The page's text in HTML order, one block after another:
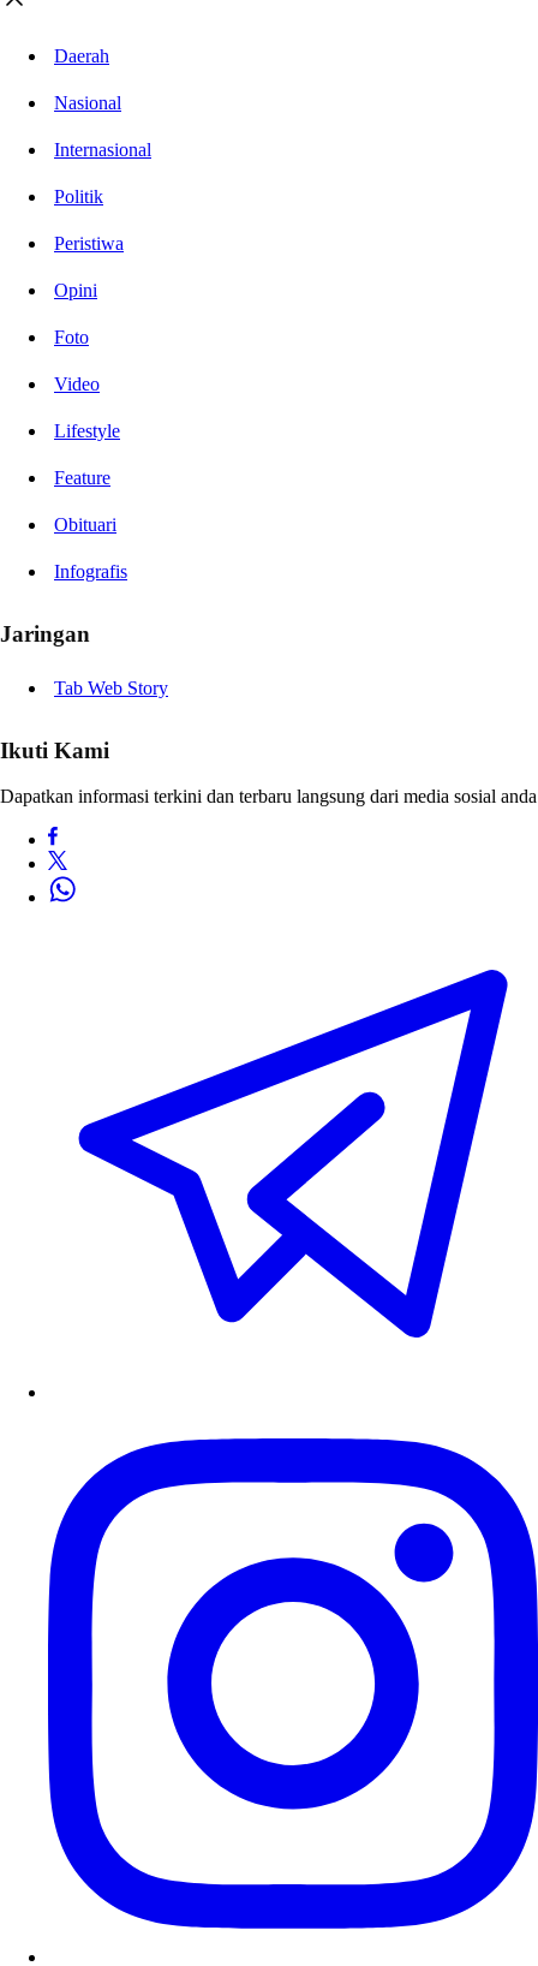
Daerah
Nasional
Internasional
Politik
Peristiwa
Opini
Foto
Video
Lifestyle
Feature
Obituari
Infografis
Jaringan
Tab Web Story
Ikuti Kami
Dapatkan informasi terkini dan terbaru langsung dari media sosial anda